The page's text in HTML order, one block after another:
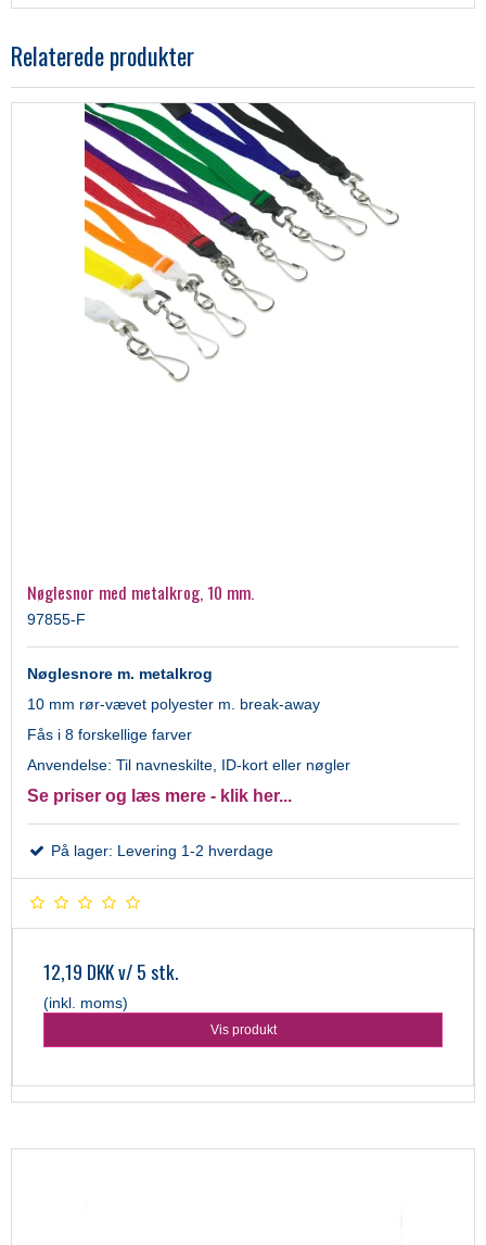
Relaterede produkter
Nøglesnor med metalkrog, 10 mm.
97855-F
Nøglesnore m. metalkrog
10 mm rør-vævet polyester m. break-away
Fås i 8 forskellige farver
Anvendelse: Til navneskilte, ID-kort eller nøgler
Se priser og læs mere - klik her...
På lager: Levering 1-2 hverdage
12,19 DKKv/ 5 stk.
(inkl. moms)
Vis produkt